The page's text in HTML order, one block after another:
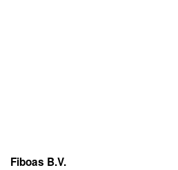
Fiboas B.V.